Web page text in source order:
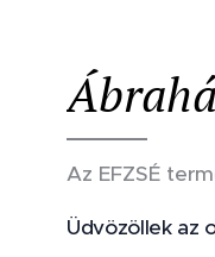
Az EFZSÉ
Üdvözöllek az